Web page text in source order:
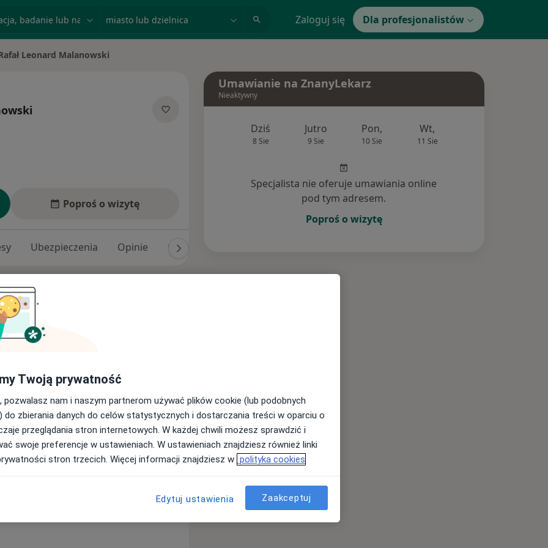
Zaloguj się Dla profesjonalistów
miastoLeonard Malanowski
Poproś o wizytę
Ubezpieczenia Opinie Odpowiedzi na pytania (2)
Umawianie na ZnanyLekarz
Nieaktywny
Dziś
8 Sie
Jutro
9 Sie
Pon,
10 Sie
Wt,
11 Sie
Specjalista nie oferuje umawiania online
pod tym adresem.
Poproś o wizytę
Twoją prywatność
pozwalasz nam i naszym partnerom używać plików cookie (lub podobnych
do zbierania danych do celów statystycznych i dostarczania treści w oparciu o
przeglądania stron internetowych. W każdej chwili możesz sprawdzić i
swoje preferencje w ustawieniach. W ustawieniach znajdziesz również linki
stron trzecich. Więcej informacji znajdziesz w polityka cookies
Edytuj ustawienia Zaakceptuj